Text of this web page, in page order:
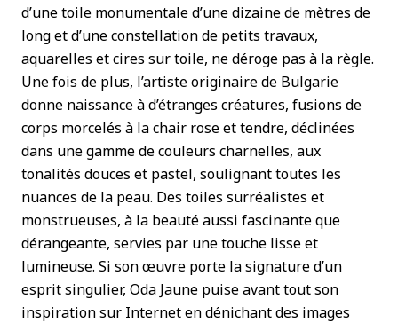
d’une toile monumentale d’une dizaine de mètres de
long et d’une constellation de petits travaux,
aquarelles et cires sur toile, ne déroge pas à la règle.
Une fois de plus, l’artiste originaire de Bulgarie
donne naissance à d’étranges créatures, fusions de
corps morcelés à la chair rose et tendre, déclinées
dans une gamme de couleurs charnelles, aux
tonalités douces et pastel, soulignant toutes les
nuances de la peau. Des toiles surréalistes et
monstrueuses, à la beauté aussi fascinante que
dérangeante, servies par une touche lisse et
lumineuse. Si son œuvre porte la signature d’un
esprit singulier, Oda Jaune puise avant tout son
inspiration sur Internet en dénichant des images